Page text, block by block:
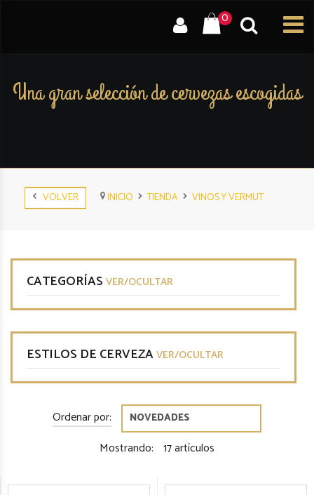
0
Una gran selección de cervezas escogidas
VOLVER INICIO TIENDA VINOS Y VERMUT
CATEGORÍAS VER/OCULTAR
ESTILOS DE CERVEZAVER/OCULTAR
Ordenar por:
Mostrando: 17 artículos